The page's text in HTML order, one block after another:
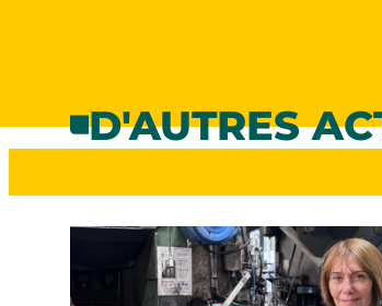
D'AUTRES